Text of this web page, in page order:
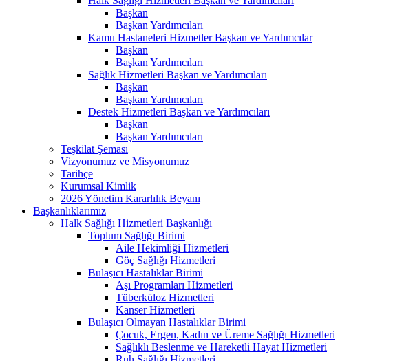
Başkan
Başkan Yardımcıları
Kamu Hastaneleri Hizmetler Başkan ve Yardımcılar
Başkan
Başkan Yardımcıları
Sağlık Hizmetleri Başkan ve Yardımcıları
Başkan
Başkan Yardımcıları
Destek Hizmetleri Başkan ve Yardımcıları
Başkan
Başkan Yardımcıları
Teşkilat Şeması
Vizyonumuz ve Misyonumuz
Tarihçe
Kurumsal Kimlik
2026 Yönetim Kararlılık Beyanı
Başkanlıklarımız
Halk Sağlığı Hizmetleri Başkanlığı
Toplum Sağlığı Birimi
Aile Hekimliği Hizmetleri
Göç Sağlığı Hizmetleri
Bulaşıcı Hastalıklar Birimi
Aşı Programları Hizmetleri
Tüberküloz Hizmetleri
Kanser Hizmetleri
Bulaşıcı Olmayan Hastalıklar Birimi
Çocuk, Ergen, Kadın ve Üreme Sağlığı Hizmetleri
Sağlıklı Beslenme ve Hareketli Hayat Hizmetleri